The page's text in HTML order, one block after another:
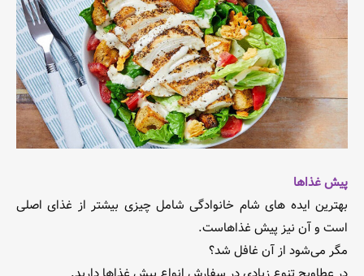
پیش غذاها
بهترین ایده های شام خانوادگی شامل چیزی بیشتر از غذای اصلی
است و آن نیز پیش غذاهاست.
مگر می‌شود از آن غافل شد؟